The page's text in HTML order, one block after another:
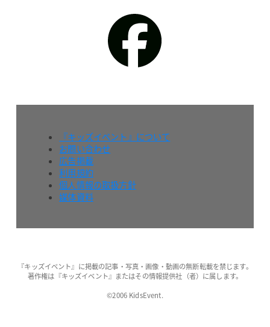
『キッズイベント』について
お問い合わせ
広告掲載
利用規約
個人情報の取扱方針
媒体資料
『キッズイベント』に掲載の記事・写真・画像・動画の無断転載を禁じます。
著作権は『キッズイベント』またはその情報提供社（者）に属します。
©2006 KidsEvent.